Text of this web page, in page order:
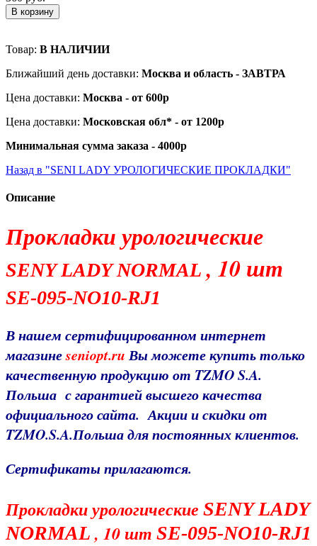
В корзину
Товар: В НАЛИЧИИ
Ближайший день доставки: Москва и область - ЗАВТРА
Цена доставки: Москва - от 600р
Цена доставки: Московская обл* - от 1200р
Минимальная сумма заказа - 4000р
Назад в "SENI LADY УРОЛОГИЧЕСКИЕ ПРОКЛАДКИ"
Описание
Прокладки урологические
SENY LADY NORMAL , 10 шт
SE-095-NO10-RJ1
В нашем сертифицированном интернет
магазинеseniopt.ru Вы можете купить только
качественную продукцию от TZMO S.A.
Польша с гарантией высшего качества
официальногосайта. Акции и скидки от
TZMO.S.A.Польша для постоянных клиентов.
Сертификаты прилагаются.
Прокладки урологические SENY LADY
NORMAL, 10 шт SE-095-NO10-RJ1